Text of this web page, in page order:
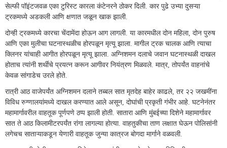
सेल्फी पॉइंटजवळ एका टुरिस्ट कारला कंटेनरने ठोकर दिली. कार पुढे उभ्या दुसऱ्या
ट्रकमध्ये अडकली आणि क्षणात जळून खाक झाली.
दोन्ही ट्रकमध्ये कारचा चेंदामेंदा होऊन आग लागली. या कारमधील दोन महिला, दोन पुरुष
आणि एका मुलीचा घटनास्थळीच होरपळून मृत्यू झाला. मागील ट्रक चालक आणि त्याचा
क्लिनर यांचाही आगीत होरपळून मृत्यू झाला. अग्निशमन दलाचे जवान घटनास्थळी दाखल
होताच त्यांनी शर्थीचे प्रयत्न करून आगीवर नियंत्रण मिळवले. मात्र, तोपर्यंत वाहनांचे
केवळ सांगाडेच उरले होते.
रात्री आठ वाजेपर्यंत अग्निशमन दलाने तब्बल सात मृतदेह बाहेर काढले, तर २२ जखमींना
विविध रुग्णालयांमध्ये दाखल करण्यात आले असून, दोघांची प्रकृती गंभीर आहे. घटनेनंतर
महामार्गावरील वाहतूक पूर्णपणे ठप्प झाली होती. सातारा आणि मुंबईच्या दिशेने महामार्गावर
सात ते आठ किलामीटरपर्यंत रांगा लागल्या होत्या. वाहतुकीचा ताण लक्षात घेऊन पोलिसांनी
लगेचच साताऱ्याकडून येणारी वाहतूक जुन्या कात्रज बोगदा मार्गाने वळवली.